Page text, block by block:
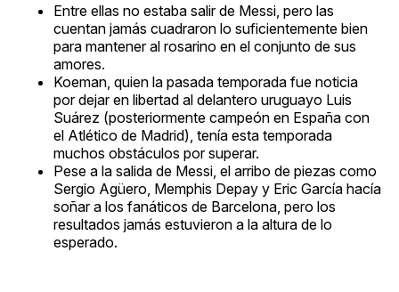
Entre ellas no estaba salir de Messi, pero las
cuentan jamás cuadraron lo suficientemente bien
para mantener al rosarino en el conjunto de sus
amores.
Koeman, quien la pasada temporada fue noticia
por dejar en libertad al delantero uruguayo Luis
Suárez (posteriormente campeón en España con
el Atlético de Madrid), tenía esta temporada
muchos obstáculos por superar.
Pese a la salida de Messi, el arribo de piezas como
Sergio Agüero, Memphis Depay y Eric García hacía
soñar a los fanáticos de Barcelona, pero los
resultados jamás estuvieron a la altura de lo
esperado.